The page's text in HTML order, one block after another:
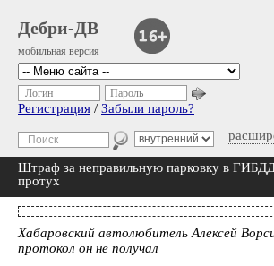
Дебри-ДВ
мобильная версия
Логин Пароль
Регистрация / Забыли пароль?
Штраф за неправильную парковку в
протух
Хабаровский автолюбитель Алексей
протокол он не получал